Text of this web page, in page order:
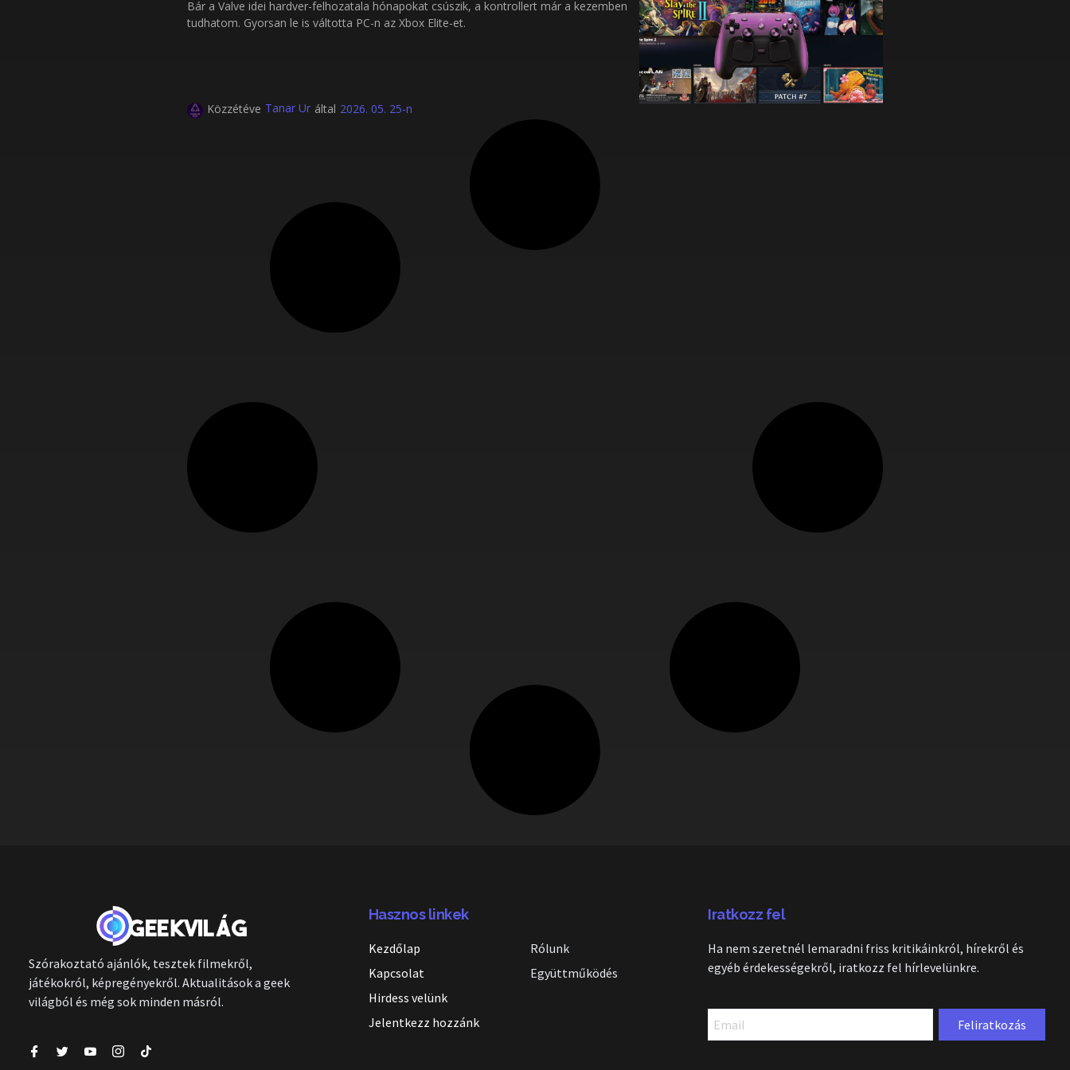
Bár a Valve idei hardver-felhozatala hónapokat csúszik, a kontrollert már a kezemben
tudhatom. Gyorsan le is váltotta PC-n az Xbox Elite-et.
Közzétéve Tanar Ur által 2026. 05. 25-n
Szórakoztató ajánlók, tesztek filmekről,
játékokról, képregényekről. Aktualitások a geek
világból és még sok minden másról.
Hasznos linkek
Kezdőlap
Kapcsolat
Hirdess velünk
Jelentkezz hozzánk
Rólunk
Együttműködés
Iratkozz fel
Ha nem szeretnél lemaradni friss kritikáinkról, hírekről és
egyéb érdekességekről, iratkozz fel hírlevelünkre.
Feliratkozás